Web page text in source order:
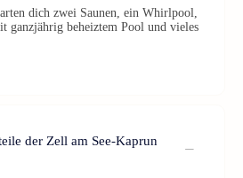
dich zwei Saunen, ein Whirlpool,
ganzjährig beheiztem Pool und vieles
der Zell am See-Kaprun